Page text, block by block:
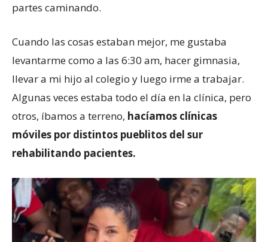
partes caminando.
Cuando las cosas estaban mejor, me gustaba
levantarme como a las 6:30 am, hacer gimnasia,
llevar a mi hijo al colegio y luego irme a trabajar.
Algunas veces estaba todo el día en la clínica, pero
otros, íbamos a terreno, hacíamos clínicas
móviles por distintos pueblitos del sur
rehabilitando pacientes.